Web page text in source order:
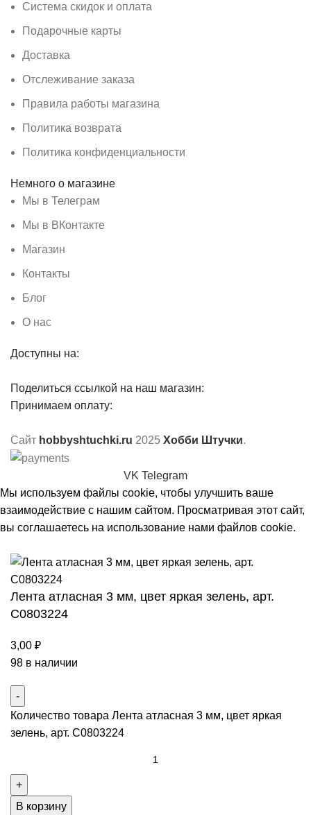
Система скидок и оплата
Подарочные карты
Доставка
Отслеживание заказа
Правила работы магазина
Политика возврата
Политика конфиденциальности
Немного о магазине
Мы в Телеграм
Мы в ВКонтакте
Магазин
Контакты
Блог
О нас
Доступны на:
Поделиться ссылкой на наш магазин:
Принимаем оплату:
Сайт hobbyshtuchki.ru 2025 Хобби Штучки.
VK Telegram
Мы используем файлы cookie, чтобы улучшить ваше
взаимодействие с нашим сайтом. Просматривая этот сайт,
вы соглашаетесь на использование нами файлов cookie.
Лента атласная 3 мм, цвет яркая зелень, арт.
С0803224
3,00 ₽
98 в наличии
Количество товара Лента атласная 3 мм, цвет яркая
зелень, арт. С0803224
В корзину